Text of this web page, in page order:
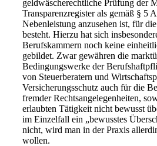
geldwäscherechtliche Prüfung der
Transparenzregister als gemäß § 5
Nebenleistung anzusehen ist, für
besteht. Hierzu hat sich
Berufskammern noch keine
gebildet. Zwar gewähren die
Bedingungswerke der
von Steuerberatern und
Versicherungsschutz auch für die
fremder Rechtsangelegenheiten,
erlaubten Tätigkeit nicht bewusst
im Einzelfall ein „bewusstes
nicht, wird man in der Praxis
wollen.